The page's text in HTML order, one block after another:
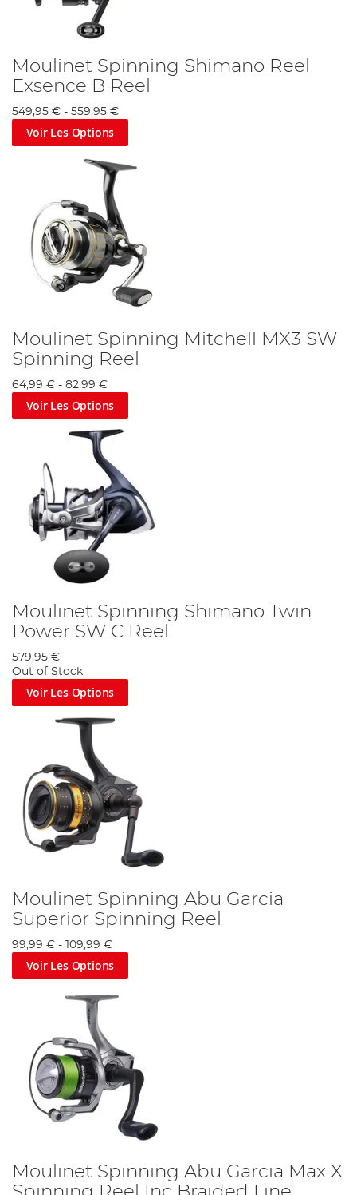
Moulinet Spinning Shimano Reel
Exsence B Reel
549,95 € - 559,95 €
Voir Les Options
Moulinet Spinning Mitchell MX3 SW
Spinning Reel
64,99 € - 82,99 €
Voir Les Options
Moulinet Spinning Shimano Twin
Power SW C Reel
579,95 €
Out of Stock
Voir Les Options
Moulinet Spinning Abu Garcia
Superior Spinning Reel
99,99 € - 109,99 €
Voir Les Options
Moulinet Spinning Abu Garcia Max X